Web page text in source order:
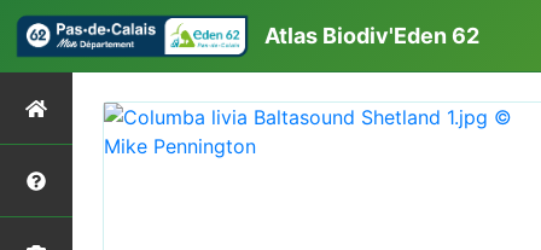
Atlas Biodiv'Eden 62